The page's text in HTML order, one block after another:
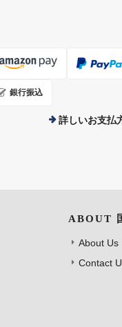
銀行振込
詳しいお支払
ABOUT
About Us
Contact